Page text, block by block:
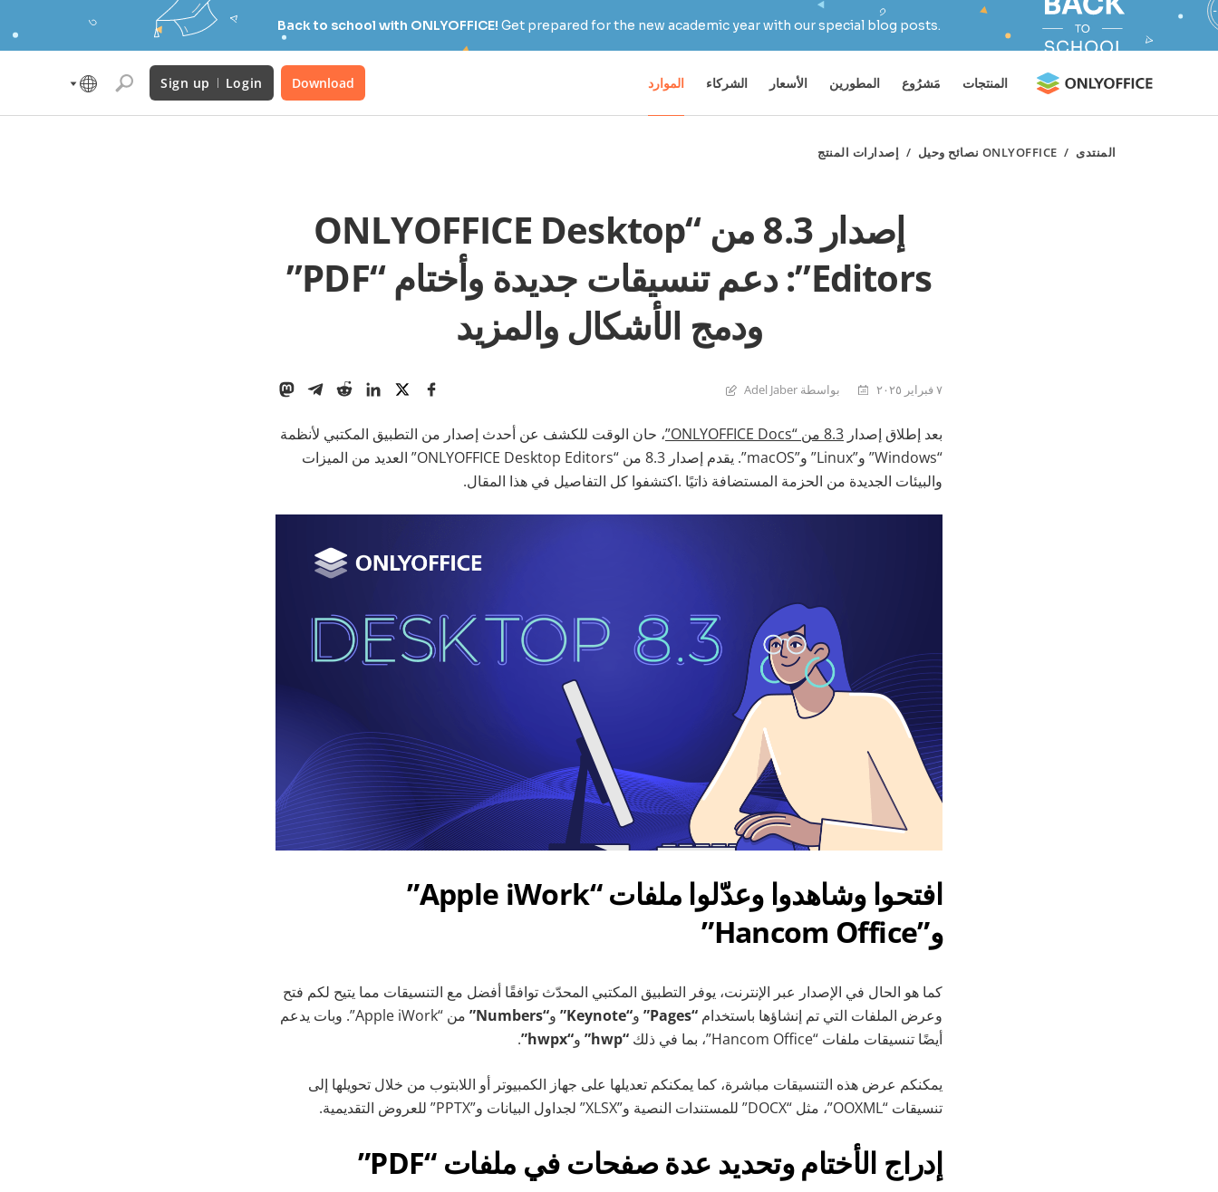
Back to school with ONLYOFFICE! Get prepared for the new academic year with our special blog posts.
المنتجات مَشرُوع المطورين الأسعار الشركاء الموارد Download
Login
Sign up
المنتدى / ONLYOFFICE نصائح وحيل / إصدارات المنتج
إصدار 8.3 من “ONLYOFFICE Desktop
Editors”: دعم تنسيقات جديدة وأختام “PDF”
ودمج الأشكال والمزيد
٧ فبراير ٢٠٢٥ بواسطة Adel Jaber
بعد إطلاق إصدار 8.3 من “ONLYOFFICE Docs”
، حان الوقت للكشف عن أحدث إصدار من التطبيق المكتبي لأنظمة
“Windows” و”Linux” و”macOS”. يقدم إصدار 8.3 من “ONLYOFFICE Desktop Editors” العديد من الميزات
والبيئات الجديدة من الحزمة المستضافة ذاتيًا .اكتشفوا كل التفاصيل في هذا المقال.
افتحوا وشاهدوا وعدّلوا ملفات “Apple iWork”
و”Hancom Office”
كما هو الحال في الإصدار عبر الإنترنت، يوفر التطبيق المكتبي المحدّث توافقًا أفضل مع التنسيقات مما يتيح لكم فتح
وعرض الملفات التي تم إنشاؤها باستخدام “Pages” و“Keynote” و“Numbers”
من “Apple iWork”. وبات يدعم
أيضًا تنسيقات ملفات “Hancom Office”، بما في ذلك
“hwp” و“‎hwpx”
.
يمكنكم عرض هذه التنسيقات مباشرة، كما يمكنكم تعديلها على جهاز الكمبيوتر أو اللابتوب من خلال تحويلها إلى
تنسيقات “OOXML”، مثل “DOCX” للمستندات النصية و”XLSX” لجداول البيانات و”PPTX” للعروض التقديمية.
إدراج الأختام وتحديد عدة صفحات في ملفات “PDF”